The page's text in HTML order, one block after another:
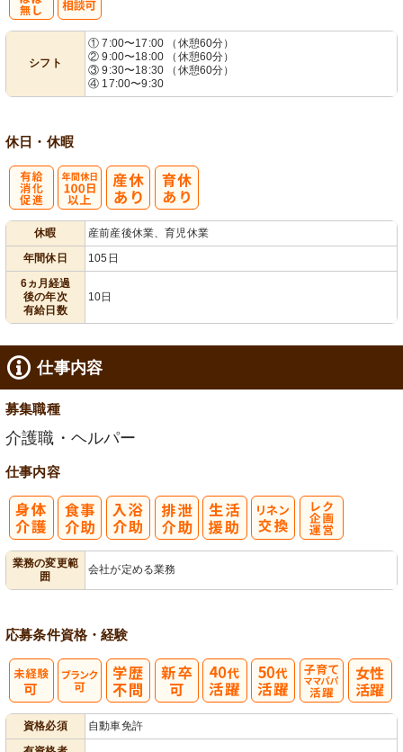
シフト
① 7:00〜17:00 （休憩60分）
② 9:00〜18:00 （休憩60分）
③ 9:30〜18:30 （休憩60分）
④ 17:00〜9:30
休日・休暇
休暇
産前産後休業、育児休業
年間休日
105日
6ヵ月経過
後の年次
有給日数
10日
仕事内容
募集職種
介護職・ヘルパー
仕事内容
業務の変更範
囲
会社が定める業務
応募条件資格・経験
資格必須
自動車免許